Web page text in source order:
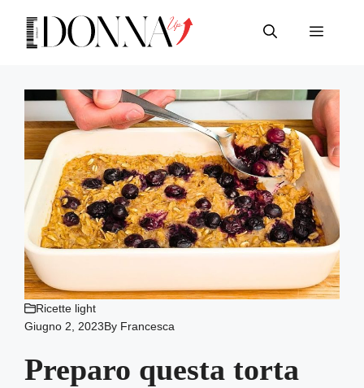
contenuto
Menu
Ricette light
Giugno 2, 2023By Francesca
Preparo questa torta